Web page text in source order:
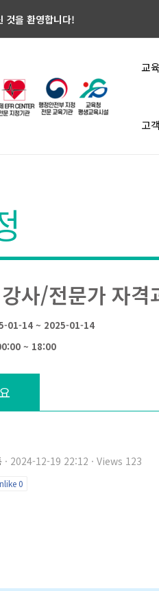
것을 환영합니다!
교
고
사/전문가 자격
01-14 ~ 2025-01-14
~ 18:00
· 2024-12-19 22:12 · Views 123
0